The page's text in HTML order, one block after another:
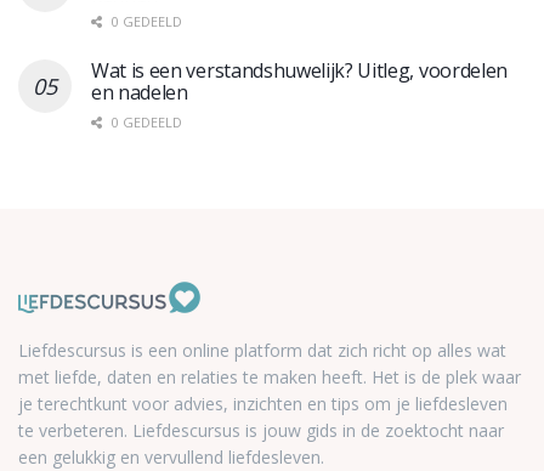
0 GEDEELD
Wat is een verstandshuwelijk? Uitleg, voordelen
en nadelen
0 GEDEELD
Liefdescursus is een online platform dat zich richt op alles wat
met liefde, daten en relaties te maken heeft. Het is de plek waar
je terechtkunt voor advies, inzichten en tips om je liefdesleven
te verbeteren. Liefdescursus is jouw gids in de zoektocht naar
een gelukkig en vervullend liefdesleven.